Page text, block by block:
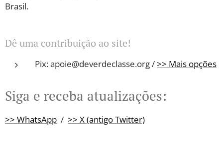
Brasil.
Dê uma contribuição ao site!
Pix: apoie@deverdeclasse.org />> Mais opções
Siga e receba atualizações:
>> WhatsApp / >> X (antigo Twitter)